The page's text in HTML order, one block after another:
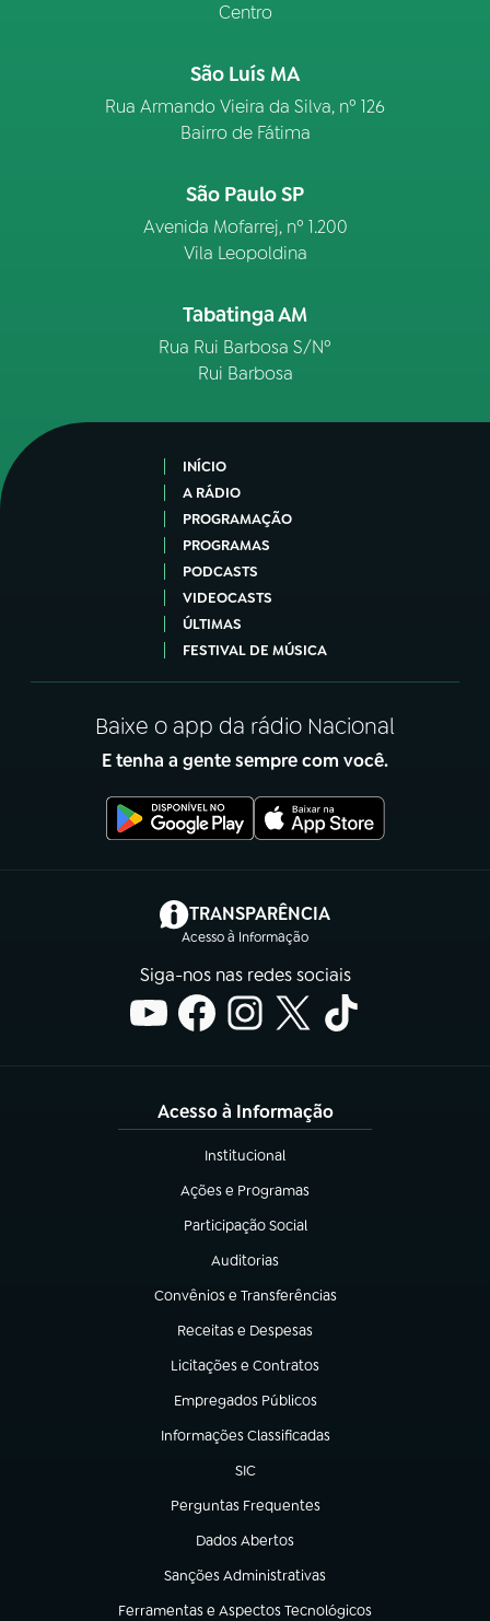
Centro
São Luís MA
Rua Armando Vieira da Silva, nº 126
Bairro de Fátima
São Paulo SP
Avenida Mofarrej, nº 1.200
Vila Leopoldina
Tabatinga AM
Rua Rui Barbosa S/Nº
Rui Barbosa
INÍCIO
A RÁDIO
PROGRAMAÇÃO
PROGRAMAS
PODCASTS
VIDEOCASTS
ÚLTIMAS
FESTIVAL DE MÚSICA
Baixe o app da rádio Nacional
E tenha a gente sempre com você.
TRANSPARÊNCIA
Acesso à Informação
(abre em nova aba)
Siga-nos nas redes sociais
Acesso à Informação
Institucional
(abre em nova aba)
Ações e Programas
(abre em nova aba)
Participação Social
(abre em nova aba)
Auditorias
(abre em nova aba)
Convênios e Transferências
(abre em nova aba)
Receitas e Despesas
(abre em nova aba)
Licitações e Contratos
(abre em nova aba)
Empregados Públicos
(abre em nova aba)
Informações Classificadas
(abre em nova aba)
SIC
(abre em nova aba)
Perguntas Frequentes
(abre em nova aba)
Dados Abertos
(abre em nova aba)
Sanções Administrativas
(abre em nova aba)
Ferramentas e Aspectos Tecnológicos